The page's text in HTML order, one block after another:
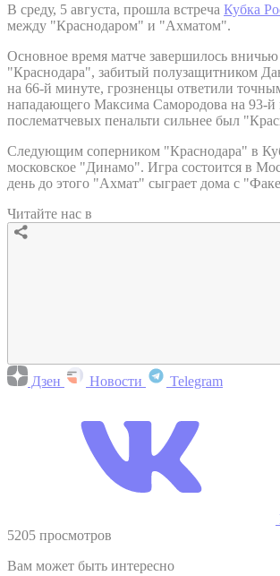
В среду, 5 августа, прошла встреча Кубка
между "Краснодаром" и "Ахматом".
Основное время матче завершилось
"Краснодара", забитый полузащитником
на 66-й минуте, грозненцы ответили
нападающего Максима Самородова на 93-й
послематчевых пенальти сильнее был
Следующим соперником "Краснодара" в
московское "Динамо". Игра состоится в
день до этого "Ахмат" сыграет дома с
Читайте нас в
Дзен Новости Telegram
5205 просмотров
Вам может быть интересно